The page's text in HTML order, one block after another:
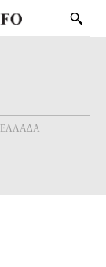
ΕΛΛΑΔΑ